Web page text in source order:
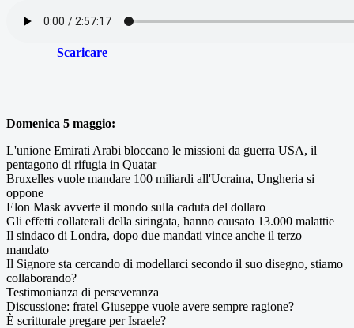
Scaricare
Domenica 5 maggio:
L'unione Emirati Arabi bloccano le missioni da guerra USA, il
pentagono di rifugia in Quatar
Bruxelles vuole mandare 100 miliardi all'Ucraina, Ungheria si
oppone
Elon Mask avverte il mondo sulla caduta del dollaro
Gli effetti collaterali della siringata, hanno causato 13.000 malattie
Il sindaco di Londra, dopo due mandati vince anche il terzo
mandato
Il Signore sta cercando di modellarci secondo il suo disegno, stiamo
collaborando?
Testimonianza di perseveranza
Discussione: fratel Giuseppe vuole avere sempre ragione?
È scritturale pregare per Israele?